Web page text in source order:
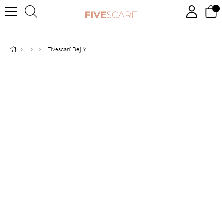
Fivescarf Bej Yaprak Desen Cotton Şal